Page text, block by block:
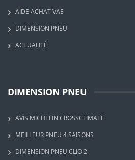
AIDE ACHAT VAE
DIMENSION PNEU
ACTUALITÉ
DIMENSION PNEU
AVIS MICHELIN CROSSCLIMATE
MEILLEUR PNEU 4 SAISONS
DIMENSION PNEU CLIO 2